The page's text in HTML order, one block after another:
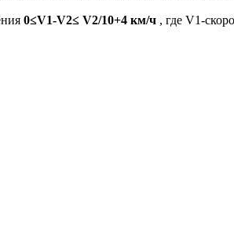
0≤V1-V2≤ V2/10+4 км/ч , где V1-